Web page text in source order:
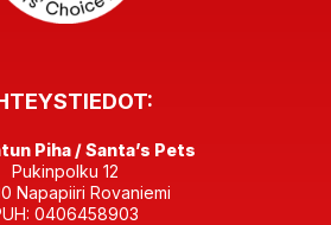
Piha / Santa’s Pets
Pukinpolku 12
Napapiiri Rovaniemi
0406458903